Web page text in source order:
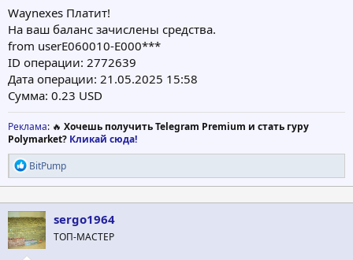
Waynexes Платит!
На ваш баланс зачислены средства.
from userE060010-E000***
ID операции: 2772639
Дата операции: 21.05.2025 15:58
Сумма: 0.23 USD
Реклама: 🔥 Хочешь получить Telegram Premium и стать гуру
Polymarket? Кликай сюда!
Р
е
а
к
ц
и
и
:
BitPump
sergo1964
ТОП-МАСТЕР